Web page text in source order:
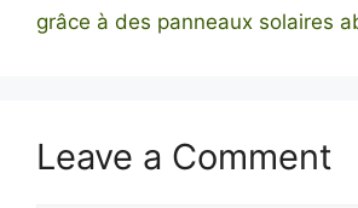
grâce à des panneaux solaires
Leave a Comment